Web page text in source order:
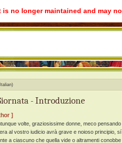
no longer maintained and may
- Introduzione
]
volte, graziosissime donne, meco
al vostro iudicio avrà grave e noioso principio,
a ciascuno che quella vide o altramenti